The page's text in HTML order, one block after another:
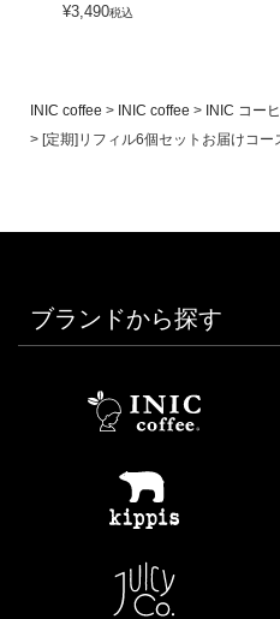
¥3,490税込
INIC coffee INIC coffee
INIC コー
[定期]リフィル6個セットお届けコー
ブランドから探す